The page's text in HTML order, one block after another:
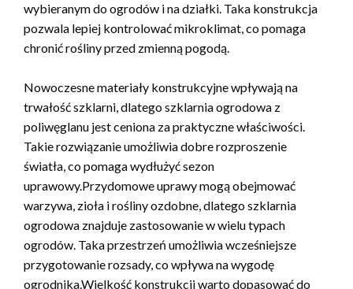
wybieranym do ogrodów i na działki. Taka konstrukcja
pozwala lepiej kontrolować mikroklimat, co pomaga
chronić rośliny przed zmienną pogodą.
Nowoczesne materiały konstrukcyjne wpływają na
trwałość szklarni, dlatego szklarnia ogrodowa z
poliwęglanu jest ceniona za praktyczne właściwości.
Takie rozwiązanie umożliwia dobre rozproszenie
światła, co pomaga wydłużyć sezon
uprawowy.Przydomowe uprawy mogą obejmować
warzywa, zioła i rośliny ozdobne, dlatego szklarnia
ogrodowa znajduje zastosowanie w wielu typach
ogrodów. Taka przestrzeń umożliwia wcześniejsze
przygotowanie rozsady, co wpływa na wygodę
ogrodnika.Wielkość konstrukcji warto dopasować do